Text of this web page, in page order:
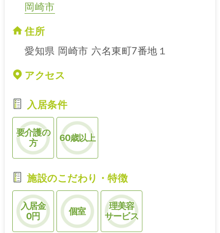
岡崎市
住所
愛知県 岡崎市 六名東町7番地１
アクセス
入居条件
要介護の
方
60歳以上
施設のこだわり・特徴
入居金
0円
個室
理美容
サービス